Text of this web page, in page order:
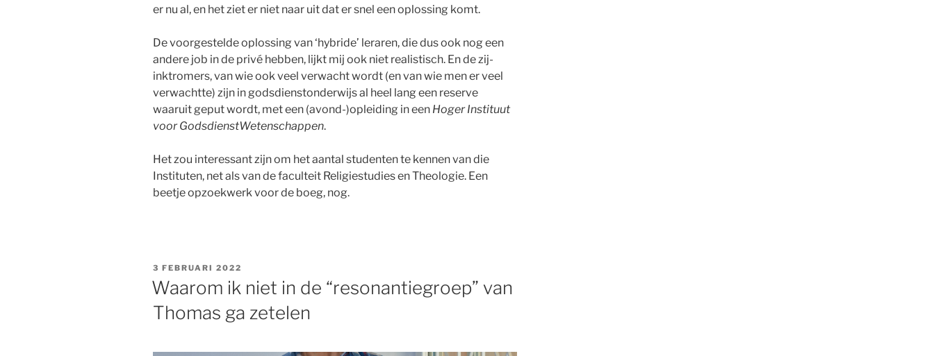
er nu al, en het ziet er niet naar uit dat er snel een oplossing komt.
De voorgestelde oplossing van ‘hybride’ leraren, die dus ook nog een
andere job in de privé hebben, lijkt mij ook niet realistisch. En de zij-
inktromers, van wie ook veel verwacht wordt (en van wie men er veel
verwachtte) zijn in godsdienstonderwijs al heel lang een reserve
waaruit geput wordt, met een (avond-)opleiding in een Hoger Instituut
voor GodsdienstWetenschappen.
Het zou interessant zijn om het aantal studenten te kennen van die
Instituten, net als van de faculteit Religiestudies en Theologie. Een
beetje opzoekwerk voor de boeg, nog.
GEPLAATST
3 FEBRUARI 2022
Waarom ik niet in de “resonantiegroep” van
Thomas ga zetelen